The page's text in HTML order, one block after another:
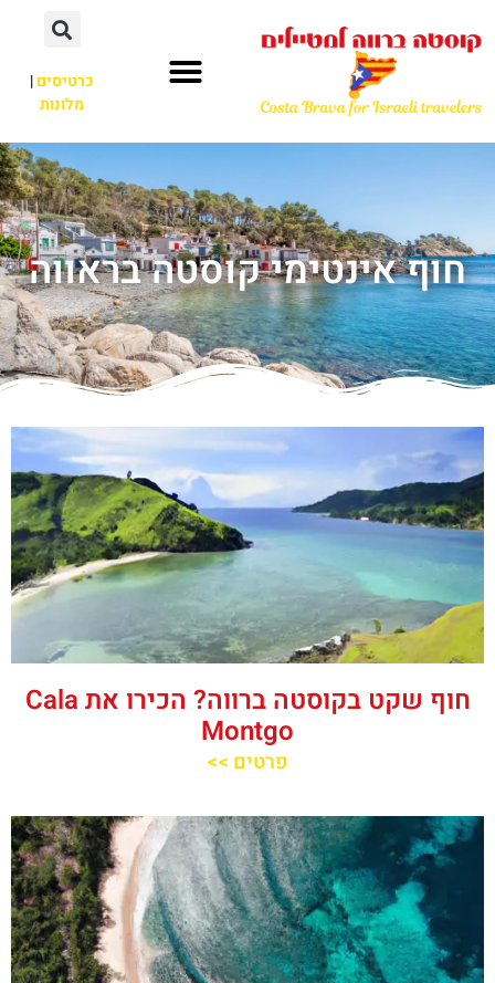
כרטיסים|
מלונות
חוף אינטימי קוסטה בראווה
חוף שקט בקוסטה ברווה? הכירו את ‪‪Cala
Montgo‬‬
פרטים >>